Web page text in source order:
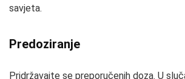
savjeta.
Predoziranje
Pridržavajte se preporučenih doza. U